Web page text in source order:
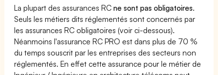
La plupart des assurances RCne sont pas obligatoires.
Seuls les métiers dits réglementés sont concernés par
les assurances RC obligatoires (voir ci-dessous).
Néanmoins l'assurance RC PRO est dans plus de 70 %
du temps souscrit par les entreprises des secteurs non
réglementés. En effet cette assurance pour le métier de